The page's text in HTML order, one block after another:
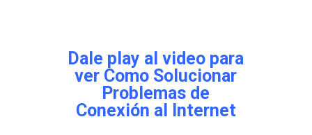
Dale play al video para
ver Como Solucionar
Problemas de
Conexión al Internet